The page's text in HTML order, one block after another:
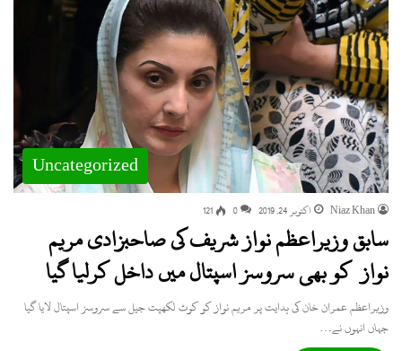
Uncategorized
Niaz Khan اکتوبر 24, 2019 0
121
سابق وزیراعظم نواز شریف کی صاحبزادی مریم
نواز کو بھی سروسز اسپتال میں داخل کرلیا گیا
وزیراعظم عمران خان کی ہدایت پر مریم نواز کو کوٹ لکھپت جیل سے سروسز اسپتال لایا گیا
جہاں انہوں نے…